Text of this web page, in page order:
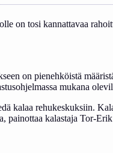
on tosi kannattavaa
on pienehköistä
mukana
kalaa rehukeskuksiin.
painottaa kalastaja Tor-